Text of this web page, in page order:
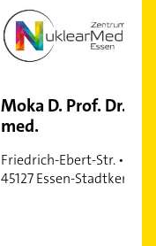
Moka D. Prof. Dr.
med.
Friedrich-Ebert-Str. •
45127 Essen-Stadtkern